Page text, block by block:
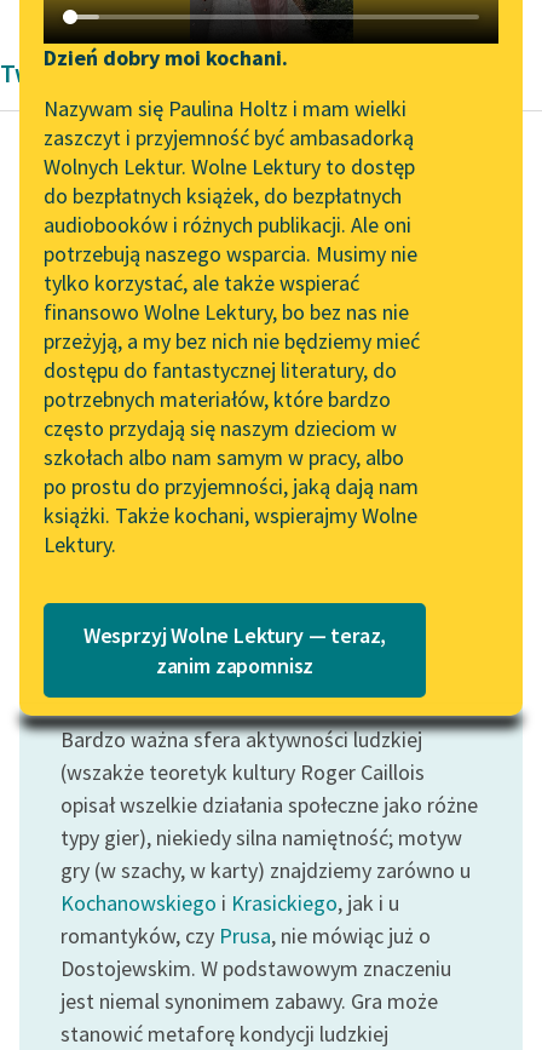
Katalog DAISY
Podkasty o książkach
Zgłoś brak utworu
Aktualności
„Prokurator Alicja Horn”
do słuchania
Byliśmy częścią AI Impact
Lab
Zapraszamy na spotkanie
online z tłumaczkami
literatury skandynawskiej
Spotkanie z Katarzyną
Tunkiel w Oslo
102. lata temu zmarł
Joseph Conrad
Lektury szkolne i klasyka
literatury do słuchania dla
uczennic i uczniów z
niepełnosprawnościami
E-kolekcja lektur
szkolnych i literatury do
słuchania dla uczennic i
uczniów z
niepełnosprawnościami
Feministyczne inspiracje.
Popularyzacja
skandynawskiej literatury
Narzędzia
Mapa Wolnych Lektur
Leśmianator
Przewodnik dla piszących i
czytających
API
OAI-PMH
Widget Wolnych Lektur
Przypisy
Katalog w formacie PDF
Dzień dobry moi kochani.
Nazywam się Paulina Holtz i mam wielki
zaszczyt i przyjemność być ambasadorką
Wolnych Lektur. Wolne Lektury to dostęp
do bezpłatnych książek, do bezpłatnych
audiobooków i różnych publikacji. Ale oni
potrzebują naszego wsparcia. Musimy nie
tylko korzystać, ale także wspierać
finansowo Wolne Lektury, bo bez nas nie
przeżyją, a my bez nich nie będziemy mieć
dostępu do fantastycznej literatury, do
potrzebnych materiałów, które bardzo
często przydają się naszym dzieciom w
szkołach albo nam samym w pracy, albo
po prostu do przyjemności, jaką dają nam
książki. Także kochani, wspierajmy Wolne
Lektury.
Wesprzyj Wolne Lektury — teraz,
zanim zapomnisz
Twórczość Charlesa de Montesquieu
Charles de Montesquieu
(Monteskiusz)
Listy perskie
Gra jest w Europie
bardzo
rozpowszechniona: być
graczem, to już
pozycja; sam ten tytuł
zastępuje...
Czytaj więcej
Motyw: Gra
Bardzo ważna sfera aktywności ludzkiej
(wszakże teoretyk kultury Roger Caillois
opisał wszelkie działania społeczne jako różne
typy gier), niekiedy silna namiętność; motyw
gry (w szachy, w karty) znajdziemy zarówno u
Kochanowskiego i Krasickiego, jak i u
romantyków, czy Prusa, nie mówiąc już o
Dostojewskim. W podstawowym znaczeniu
jest niemal synonimem zabawy. Gra może
stanowić metaforę kondycji ludzkiej